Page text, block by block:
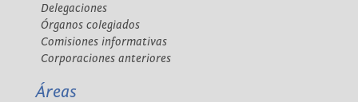
Delegaciones
Órganos colegiados
Comisiones informativas
Corporaciones anteriores
Áreas